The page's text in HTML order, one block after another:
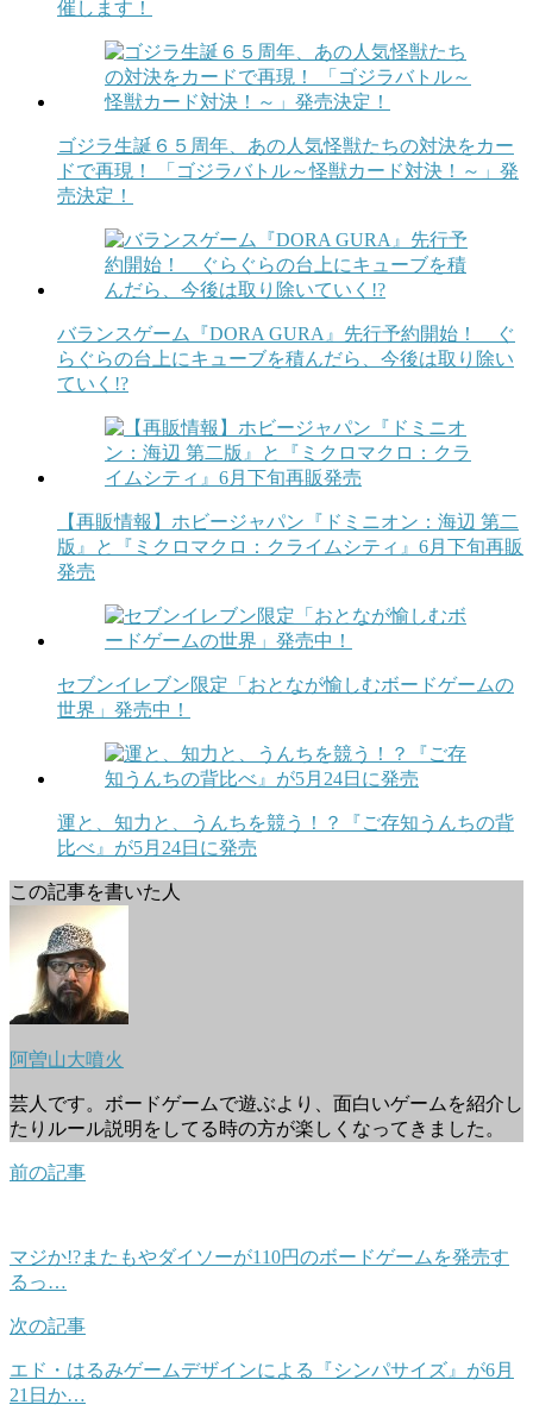
催します！
ゴジラ生誕６５周年、あの人気怪獣たちの対決をカー
ドで再現！ 「ゴジラバトル～怪獣カード対決！～」発
売決定！
バランスゲーム『DORA GURA』先行予約開始！ ぐ
らぐらの台上にキューブを積んだら、今後は取り除い
ていく!?
【再販情報】ホビージャパン『ドミニオン：海辺 第二
版』と『ミクロマクロ：クライムシティ』6月下旬再販
発売
セブンイレブン限定「おとなが愉しむボードゲームの
世界」発売中！
運と、知力と、うんちを競う！？『ご存知うんちの背
比べ』が5月24日に発売
この記事を書いた人
阿曽山大噴火
芸人です。ボードゲームで遊ぶより、面白いゲームを紹介し
たりルール説明をしてる時の方が楽しくなってきました。
前の記事
マジか!?またもやダイソーが110円のボードゲームを発売す
るっ…
次の記事
エド・はるみゲームデザインによる『シンパサイズ』が6月
21日か…